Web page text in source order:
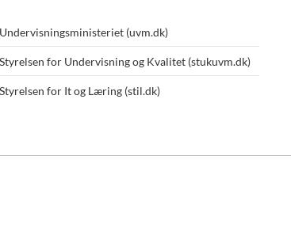
Undervisningsministeriet (uvm.dk)
Styrelsen for Undervisning og Kvalitet (stukuvm.dk)
Styrelsen for It og Læring (stil.dk)